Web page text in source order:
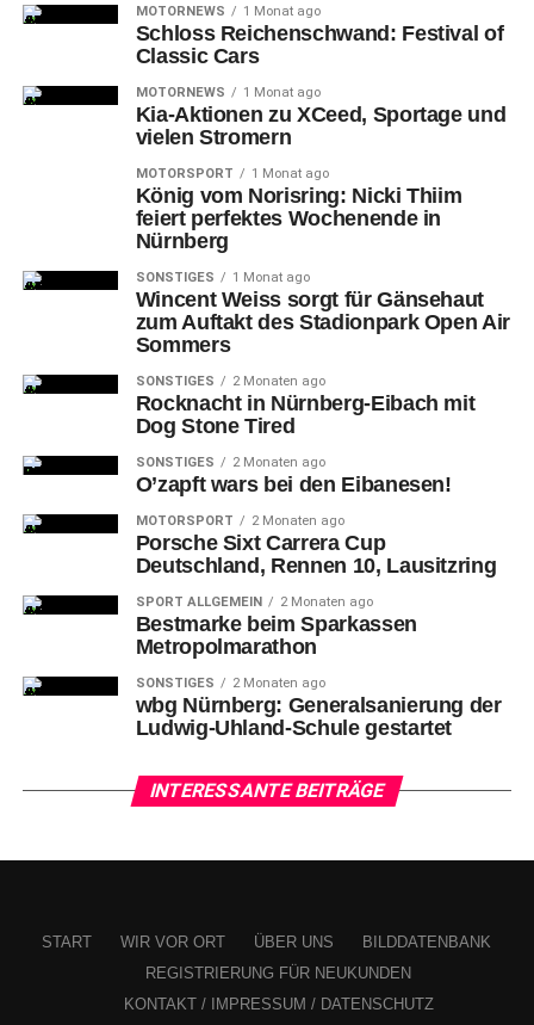
in die seine Protagonisten, meist Männer, Frauen und vor
allem Tiere, eingebettet sind. Oft sind es skurrile Figuren,
die entweder für sich alleine stehen oder miteinander
interagieren und in einem eigenen Kosmos zu leben
scheinen. Nie erschließen sich die farbenfrohen Bilder
verlangen ein sorgfältiges Lesen der vielen
unterschiedlichen Motive und ihrer jeweiligen Beziehung
zueinander. Dabei ist seine figurative Malerei farbenfroh.
Auffallend sind die sorgfältige zeichnerische
Ausarbeitung der Bilder und die feine Pinselführung.
Mächtige Pallas Athene – Öl auf Alu
MOTORNEWS 1 Monat ago
Schloss Reichenschwand: Festival of
Classic Cars
MOTORNEWS 1 Monat ago
Kia-Aktionen zu XCeed, Sportage und
vielen Stromern
MOTORSPORT 1 Monat ago
König vom Norisring: Nicki Thiim
feiert perfektes Wochenende in
Nürnberg
SONSTIGES 1 Monat ago
Wincent Weiss sorgt für Gänsehaut
zum Auftakt des Stadionpark Open Air
Sommers
SONSTIGES 2 Monaten ago
Rocknacht in Nürnberg-Eibach mit
Dog Stone Tired
SONSTIGES 2 Monaten ago
O’zapft wars bei den Eibanesen!
MOTORSPORT 2 Monaten ago
Porsche Sixt Carrera Cup
Deutschland, Rennen 10, Lausitzring
SPORT ALLGEMEIN 2 Monaten ago
Bestmarke beim Sparkassen
Metropolmarathon
SONSTIGES 2 Monaten ago
wbg Nürnberg: Generalsanierung der
Ludwig-Uhland-Schule gestartet
INTERESSANTE BEITRÄGE
START WIR VOR ORT ÜBER UNS
BILDDATENBANK
REGISTRIERUNG FÜR NEUKUNDEN
KONTAKT / IMPRESSUM / DATENSCHUTZ